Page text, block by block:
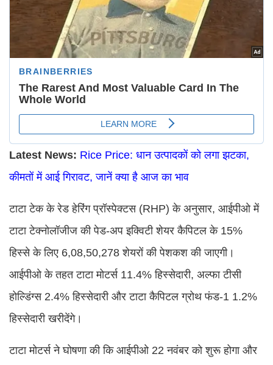
Latest News: Rice Price: धान उत्पादकों को लगा झटका,
कीमतों में आई गिरावट, जानें क्या है आज का भाव
टाटा टेक के रेड हेरिंग प्रॉस्पेक्टस (RHP) के अनुसार, आईपीओ में
टाटा टेक्नोलॉजीज की पेड-अप इक्विटी शेयर कैपिटल के 15%
हिस्से के लिए 6,08,50,278 शेयरों की पेशकश की जाएगी।
आईपीओ के तहत टाटा मोटर्स 11.4% हिस्सेदारी, अल्फा टीसी
होल्डिंग्स 2.4% हिस्सेदारी और टाटा कैपिटल ग्रोथ फंड-1 1.2%
हिस्सेदारी खरीदेंगे।
टाटा मोटर्स ने घोषणा की कि आईपीओ 22 नवंबर को शुरू होगा और